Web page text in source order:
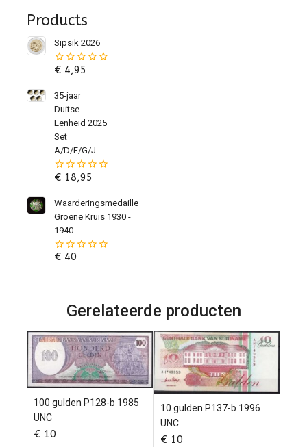
Products
Sipsik 2026
0
de
€4,95
35-jaar
Duitse
Eenheid 2025
Set
A/D/F/G/J
0
de
€18,95
Waarderingsmedaille
Groene Kruis 1930 -
1940
0
€40
Gerelateerde producten
100 gulden P128-b 1985
UNC
€ 10
10 gulden P137-b 1996
UNC
€ 10